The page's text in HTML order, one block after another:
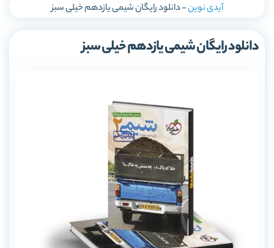
آیدی نوین-دانلود رایگان شیمی یازدهم خیلی سبز
دانلود رایگان شیمی یازدهم خیلی سبز